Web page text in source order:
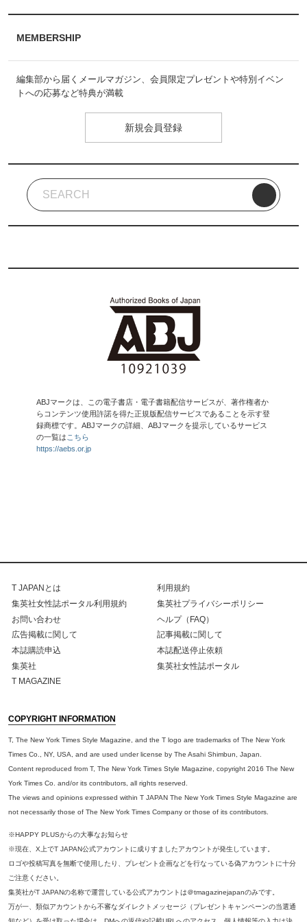
MEMBERSHIP
編集部から届くメールマガジン、会員限定プレゼントや特別イベン
トへの応募など特典が満載
新規会員登録
ABJマークは、この電子書店・電子書籍配信サービスが、著作権者か
らコンテンツ使用許諾を得た正規版配信サービスであることを示す登
録商標です。ABJマークの詳細、ABJマークを提示しているサービス
の一覧は こちら
https://aebs.or.jp
T JAPANとは
利用規約
集英社女性誌ポータル利用規約
集英社プライバシーポリシー
お問い合わせ
ヘルプ（FAQ）
広告掲載に関して
記事掲載に関して
本誌購読申込
本誌配送停止依頼
集英社
集英社女性誌ポータル
T MAGAZINE
COPYRIGHT INFORMATION
T, The New York Times Style Magazine, and the T logo are trademarks of The New York
Times Co., NY, USA, and are used under license by The Asahi Shimbun, Japan.
Content reproduced from T, The New York Times Style Magazine, copyright 2016 The New
York Times Co. and/or its contributors, all rights reserved.
The views and opinions expressed within T JAPAN The New York Times Style Magazine are
not necessarily those of The New York Times Company or those of its contributors.
※HAPPY PLUSからの大事なお知らせ
※現在、X上でT JAPAN公式アカウントに成りすましたアカウントが発生しています。
ロゴや投稿写真を無断で使用したり、プレゼント企画などを行なっている偽アカウントに十分
ご注意ください。
集英社がT JAPANの名称で運営している公式アカウントは＠tmagazinejapanのみです。
万が一、類似アカウントから不審なダイレクトメッセージ（プレゼントキャンペーンの当選通